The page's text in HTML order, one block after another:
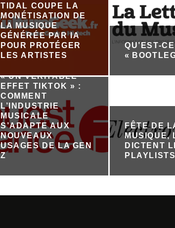
TIDAL COUPE LA
MONÉTISATION DE
LA MUSIQUE
GÉNÉRÉE PAR IA
POUR PROTÉGER
LES ARTISTES
QU’EST-
«
« UN VÉRITABLE
EFFET TIKTOK » :
COMMENT
L’INDUSTRIE
MUSICALE
S’ADAPTE AUX
NOUVEAUX
USAGES DE LA GEN
Z
FÊTE DE
MUSIQUE,
DICTENT
PLAYLISTS